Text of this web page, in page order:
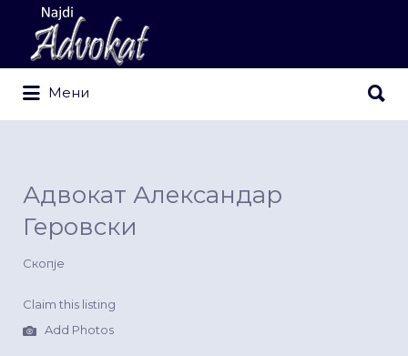
Search
for:
Мени
for:
Адвокат Александар
Геровски
Скопје
Claim this listing
Add Photos